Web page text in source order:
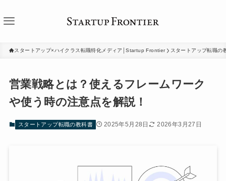
スタートアップ×ハイクラス転職特化メディア│Startup Frontier スタートアップ転職の
営業戦略とは？使えるフレームワーク
や使う時の注意点を解説！
スタートアップ転職の教科書 2025年5月28日 2026年3月27日